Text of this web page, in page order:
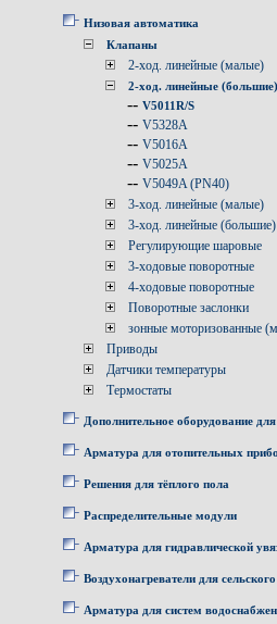
Низовая автоматика
Клапаны
2-ход. линейные (малые)
2-ход. линейные (большие)
-- V5011R/S
-- V5328A
-- V5016A
-- V5025A
-- V5049A (PN40)
3-ход. линейные (малые)
3-ход. линейные (большие)
Регулирующие шаровые
3-ходовые поворотные
4-ходовые поворотные
Поворотные заслонки
зонные моторизованные
Приводы
Датчики температуры
Термостаты
Дополнительное оборудование
Арматура для отопительных
Решения для тёплого пола
Распределительные модули
Арматура для гидравлической
Воздухонагреватели для
Арматура для систем